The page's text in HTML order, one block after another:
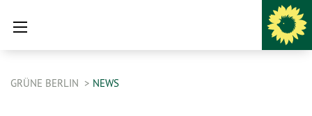
GRÜNE BERLIN NEWS